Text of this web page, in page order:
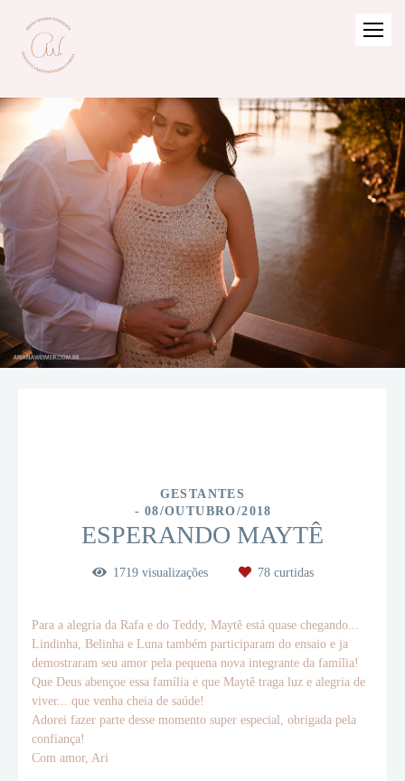
GESTANTES
08/OUTUBRO/2018
ESPERANDO MAYTÊ
1719visualizações 78curtidas
Para a alegria da Rafa e do Teddy, Maytê está quase chegando...
Lindinha, Belinha e Luna também participaram do ensaio e ja
demostraram seu amor pela pequena nova integrante da família!
Que Deus abençoe essa família e que Maytê traga luz e alegria de
viver... que venha cheia de saúde!
Adorei fazer parte desse momento super especial, obrigada pela
confiança!
Com amor, Ari